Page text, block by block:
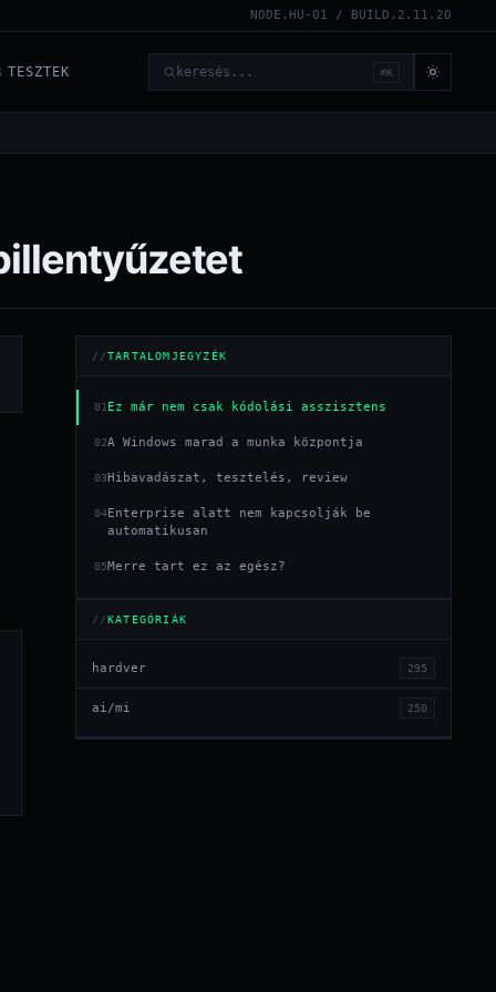
NODE.HU-01 / BUILD.2.11.20
TESZTEK Keresés ⌘K
TARTALOMJEGYZÉK
01Ez már nem csak kódolási asszisztens
02A Windows marad a munka központja
03Hibavadászat, tesztelés, review
04Enterprise alatt nem kapcsolják be
automatikusan
05Merre tart ez az egész?
KATEGÓRIÁK
hardver 295
ai/mi 250